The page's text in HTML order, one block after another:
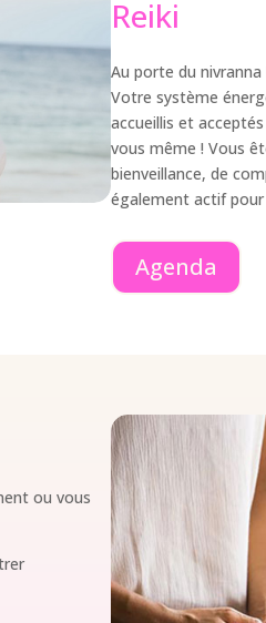
Reiki
Au porte du nivranna
Votre système
accueillis et
vous même ! Vous
bienveillance, de
également actif
Agenda
ou vous